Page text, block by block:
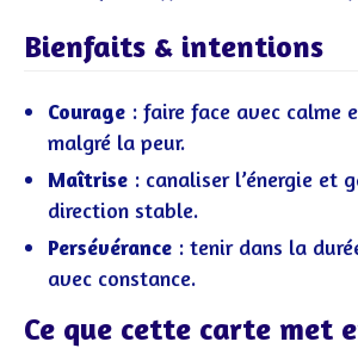
Bienfaits & intentions
Courage : faire face avec calme
malgré la peur.
Maîtrise : canaliser l’énergie et
direction stable.
Persévérance : tenir dans la
avec constance.
Ce que cette carte met